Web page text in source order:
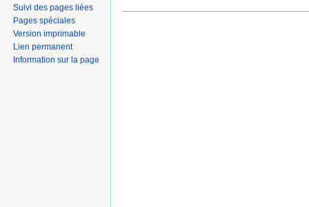
Suivi des pages liées
Pages spéciales
Version imprimable
Lien permanent
Information sur la page